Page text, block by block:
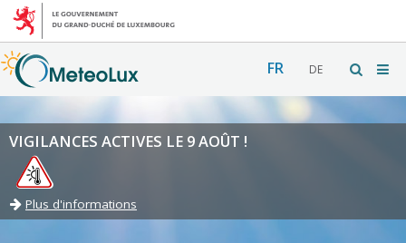
FR DE
VIGILANCES ACTIVES LE 9 AOÛT !
Plus d'informations